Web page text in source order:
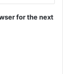
for the next